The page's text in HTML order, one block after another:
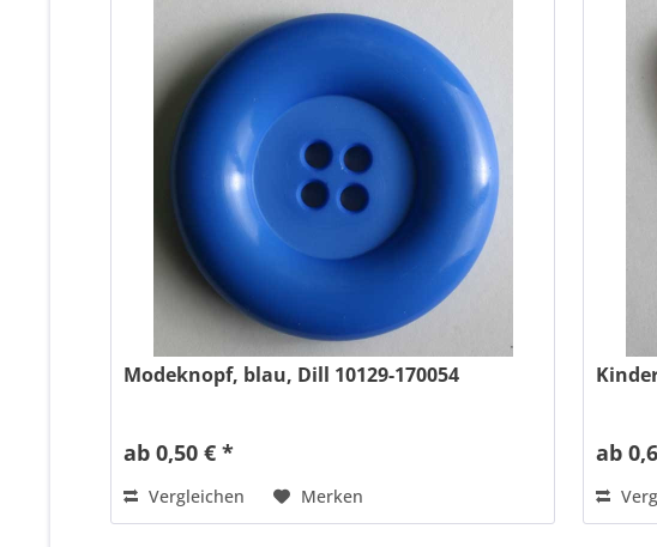
Modeknopf, blau, Dill 10129-170054
ab 0,50 € *
Vergleichen Merken
ab